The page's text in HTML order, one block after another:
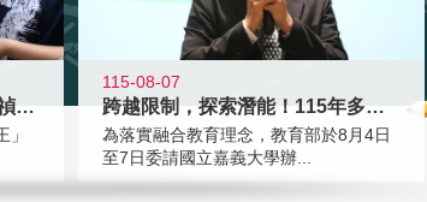
教育家人物典範 發明大王林永禎教授
115-08-07
跨越限制，探索潛能！115年多元潛
為落實融合教育理念，教育部於8月4日
至7日委請國立嘉義大學辦...